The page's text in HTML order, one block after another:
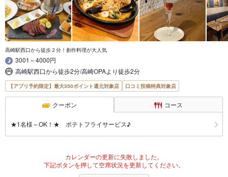
高崎駅西口から徒歩２分！創作料理が大人気
3001～4000円
高崎駅西口から徒歩2分/高崎OPAより徒歩2分
【アプリ予約限定】最大350ポイント還元対象店 口コミ投稿特典対象店
クーポン コース
★1名様～OK！★ ポテトフライサービス♪
カレンダーの更新に失敗しました。
下記ボタンを押して空席状況を更新してください。